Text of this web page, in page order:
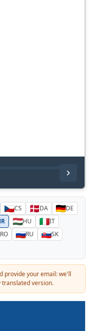
CS DA
DE
HU
IT
RO RU
SK
provide your email: we'll
translated version.